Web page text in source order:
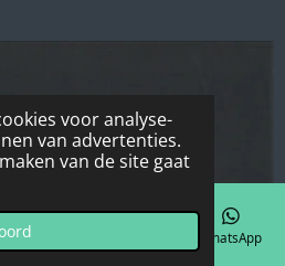
voor analyse-
van advertenties.
van de site gaat
WhatsApp